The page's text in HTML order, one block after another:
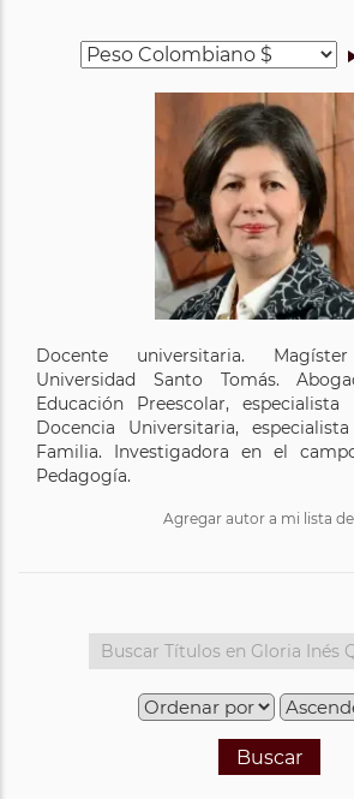
Docente universitaria.
Universidad Santo Tomás.
Educación Preescolar,
Docencia Universitaria,
Familia. Investigadora en el
Pedagogía.
Agregar autor a mi lista
Buscar